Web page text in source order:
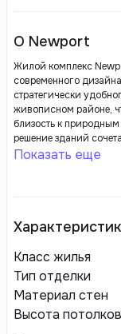
О Newport
Жилой комплекс
современного
стратегически
живописном районе,
близость к
решение зданий
а продуманные
Показать еще
Класс жилья
Тип отделки
Материал стен
Высота потолков